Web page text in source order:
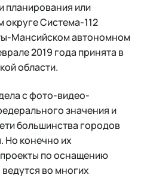
планирования или
округе Система-112
Мансийском автономном
2019 года принята в
области.
с фото-видео-
значения и
большинства городов
Но конечно их
по оснащению
во многих